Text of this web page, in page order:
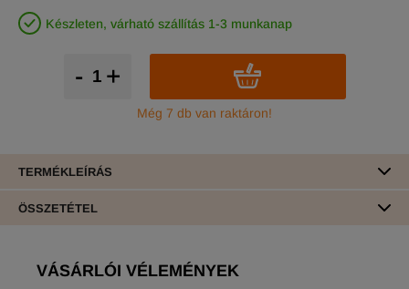
Készleten, várható szállítás 1-3 munkanap
+
-
Még 7 db van raktáron!
TERMÉKLEÍRÁS
ÖSSZETÉTEL
VÁSÁRLÓI VÉLEMÉNYEK